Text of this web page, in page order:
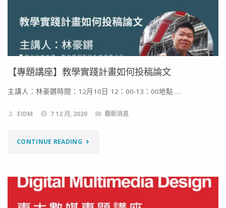
單
公
大
學
數
媒
數
位
槓
【專題講座】教學實踐計畫如何投稿論文
主講人：林豪鏘時間：12月10日 12：00-13：00地點 …
EIDM 7 12 月, 2020 最新消息
CONTINUE READING"【專
講
座】